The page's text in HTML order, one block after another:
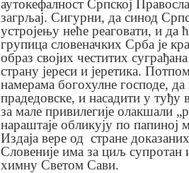
аутокефалност Српској
загрљај. Сигурни, да синод
устројењу неће реаговати, и да
групица словеначких Срба је
образ својих честитих
страну јереси и јеретика.
намерама богохулне господе,
прадедовске, и насадити у
за мале привилегије олакшали
нараштаје обликују по папиној
Издаја вере од стране
Словеније има за циљ супротан
химну Светом Сави.